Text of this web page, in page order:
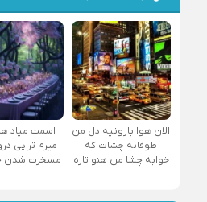
الان هوا بارونیه دل من
طوفانه چشات که
خوابه چشا من هنو تاره
–
اسمت میاد
میرم تراپی
مسخرت شدن
–